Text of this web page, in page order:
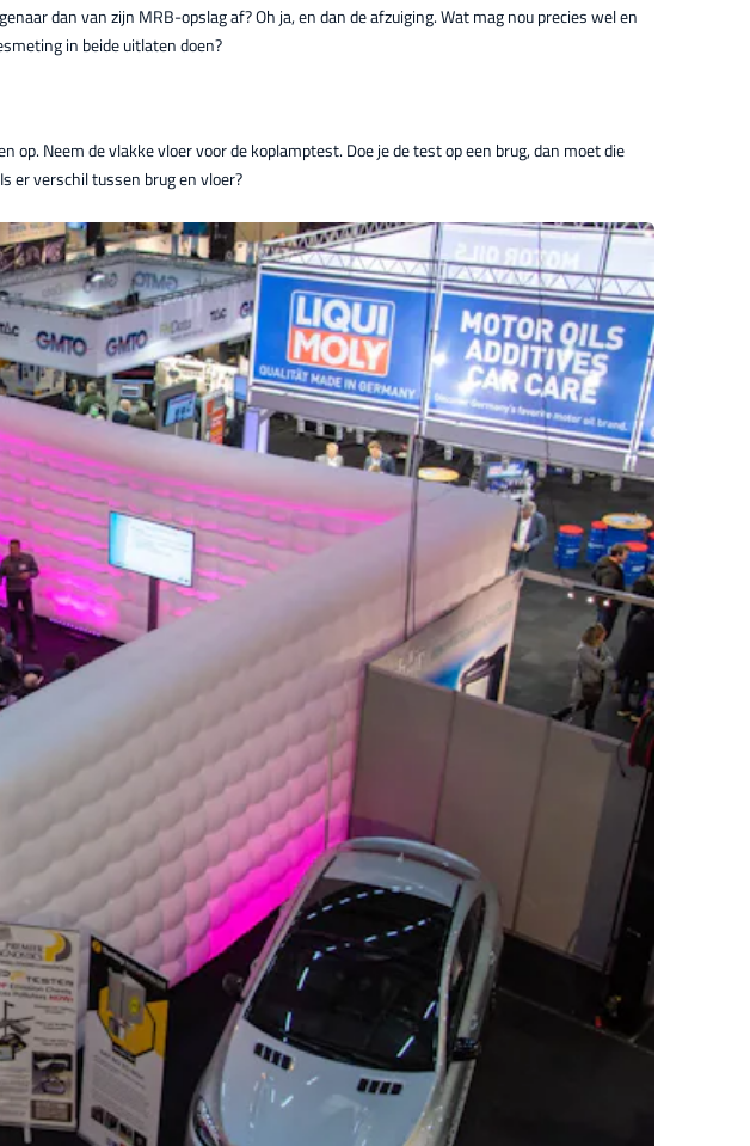
dan van zijn MRB-opslag af? Oh ja, en dan de afzuiging. Wat mag nou precies wel en
in beide uitlaten doen?
Neem de vlakke vloer voor de koplamptest. Doe je de test op een brug, dan moet die
er verschil tussen brug en vloer?